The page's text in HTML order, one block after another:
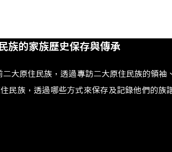
族的家族歷史保存與傳承
大原住民族，透過專訪二大原住民族的領袖
民族，透過哪些方式來保存及記錄他們的族